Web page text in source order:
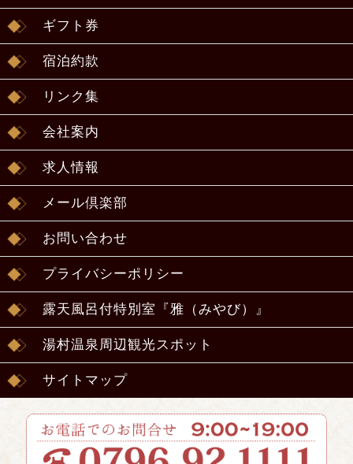
ギフト券
宿泊約款
リンク集
会社案内
求人情報
メール倶楽部
お問い合わせ
プライバシーポリシー
露天風呂付特別室『雅（みやび）』
湯村温泉周辺観光スポット
サイトマップ